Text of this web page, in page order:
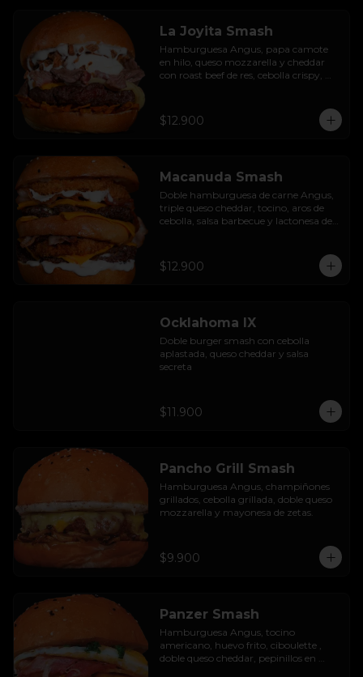
La Joyita Smash
Hamburguesa Angus, papa camote
en hilo, queso mozzarella y cheddar
con roast beef de res, cebolla crispy,
$12.900
Macanuda Smash
Doble hamburguesa de carne Angus,
triple queso cheddar, tocino, aros de
cebolla, salsa barbecue y lactonesa de
$12.900
Ocklahoma IX
Doble burger smash con cebolla
aplastada, queso cheddar y salsa
secreta
$11.900
Pancho Grill Smash
Hamburguesa Angus, champiñones
grillados, cebolla grillada, doble queso
mozzarella y mayonesa de zetas.
$9.900
Panzer Smash
Hamburguesa Angus, tocino
americano, huevo frito, ciboulette ,
doble queso cheddar, pepinillos en